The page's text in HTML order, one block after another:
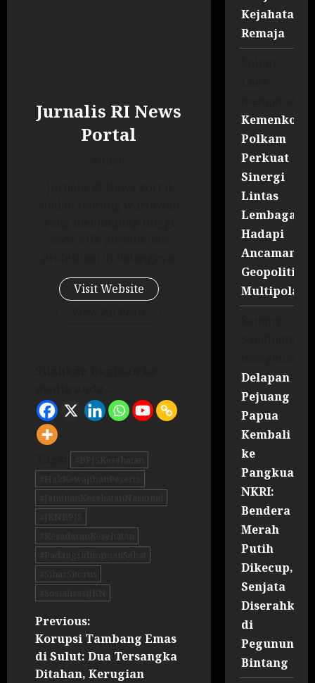
Jurnalis RI News
Portal
Visit Website
#BPJSKesehatan
#HakKewajibanPeserta
#JaminanKesehatanNasional
#JKNBPJS
#KesadaranKesehatan
#PadangsidimpuanSehat
#SiharSitorus
#SosialisasiJKN
Previous:
Korupsi Tambang Emas
di Sulut: Dua Tersangka
Ditahan, Kerugian
Kejahatan
Remaja
Kemenko
Polkam
Perkuat
Sinergi
Lintas
Lembaga
Hadapi
Ancaman
Geopolitik
Multipolar
Delapan
Pejuang
Papua
Kembali
ke
Pangkuan
NKRI:
Bendera
Merah
Putih
Dikecup,
Senjata
Diserahkan
di
Bintang